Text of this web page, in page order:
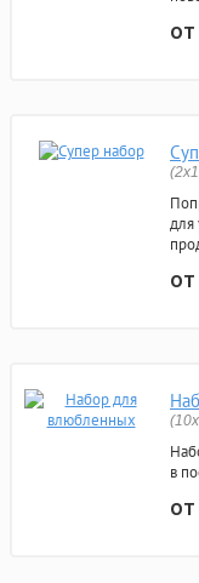
для
в